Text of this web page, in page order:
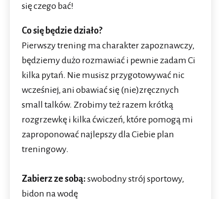
się czego bać!
Co się będzie działo?
Pierwszy trening ma charakter zapoznawczy,
będziemy dużo rozmawiać i pewnie zadam Ci
kilka pytań. Nie musisz przygotowywać nic
wcześniej, ani obawiać się (nie)zręcznych
small talków. Zrobimy też razem krótką
rozgrzewkę i kilka ćwiczeń, które pomogą mi
zaproponować najlepszy dla Ciebie plan
treningowy.
Zabierz ze sobą: swobodny strój sportowy,
bidon na wodę